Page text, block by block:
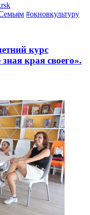
#окновкультуру
курс
края своего».